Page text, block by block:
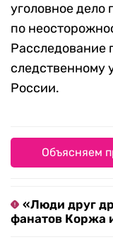
уголовное дело
по
следственному
России.
Объясняем
«Люди друг
фанатов Коржа